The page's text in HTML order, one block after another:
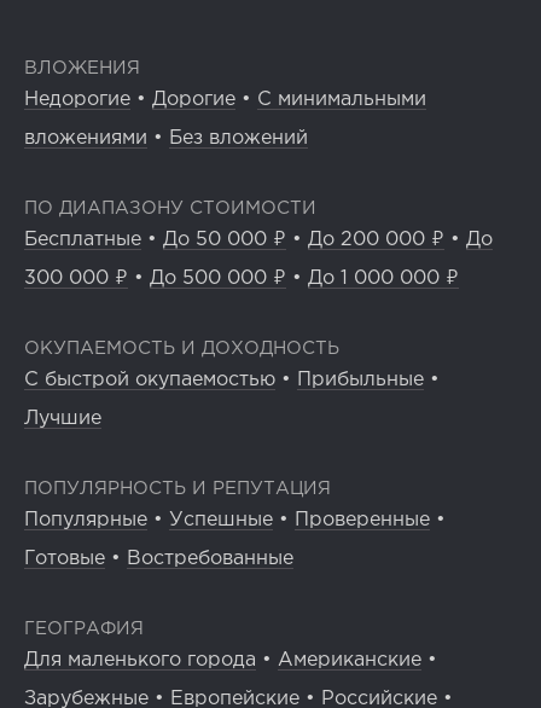
ВЛОЖЕНИЯ
Недорогие • Дорогие • С минимальными
вложениями • Без вложений
ПО ДИАПАЗОНУ СТОИМОСТИ
Бесплатные • До 50 000 ₽ • До 200 000 ₽ • До
300 000 ₽ • До 500 000 ₽ • До 1 000 000 ₽
ОКУПАЕМОСТЬ И ДОХОДНОСТЬ
С быстрой окупаемостью • Прибыльные •
Лучшие
ПОПУЛЯРНОСТЬ И РЕПУТАЦИЯ
Популярные • Успешные • Проверенные •
Готовые • Востребованные
ГЕОГРАФИЯ
Для маленького города • Американские •
Зарубежные • Европейские • Российские •